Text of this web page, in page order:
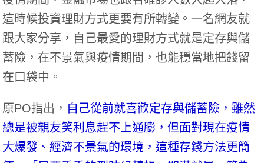
這時候投資理財方式更要有所轉變。一名網友就
跟大家分享，自己最愛的理財方式就是定存與儲
蓄險，在不景氣與疫情期間，也能穩當地把錢留
在口袋中。
原PO指出， 自己從前就喜歡定存與儲蓄險，雖然
總是被親友笑利息趕不上通膨，但面對現在疫情
大爆發、經濟不景氣的環境，這種存錢方法更簡